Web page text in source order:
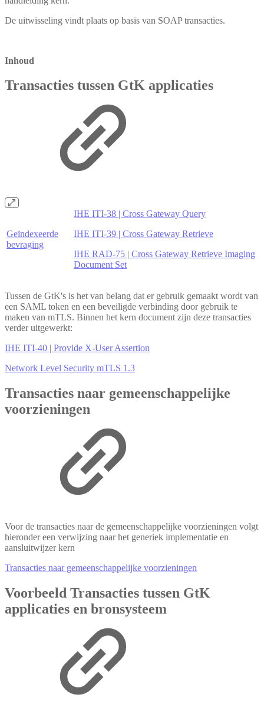
De uitwisseling vindt plaats op basis van SOAP transacties.
Inhoud
Transacties tussen GtK applicaties
Geïndexeerde
bevraging
IHE ITI-38 | Cross Gateway Query
IHE ITI-39 | Cross Gateway Retrieve
IHE RAD-75 | Cross Gateway Retrieve Imaging
Document Set
Tussen de GtK's is het van belang dat er gebruik gemaakt wordt van
een SAML token en een beveiligde verbinding door gebruik te
maken van mTLS. Binnen het kern document zijn deze transacties
verder uitgewerkt:
IHE ITI-40 | Provide X-User Assertion
Network Level Security mTLS 1.3
Transacties naar gemeenschappelijke
voorzieningen
Voor de transacties naar de gemeenschappelijke voorzieningen volgt
hieronder een verwijzing naar het generiek implementatie en
aansluitwijzer kern
Transacties naar gemeenschappelijke voorzieningen
Voorbeeld Transacties tussen GtK
applicaties en bronsysteem